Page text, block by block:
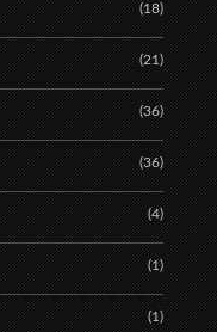
(18)
(21)
(36)
(36)
(4)
(1)
(1)